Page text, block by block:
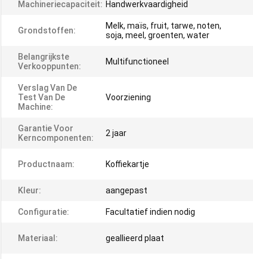
Machineriecapaciteit: Handwerkvaardigheid
Grondstoffen:
Melk, maïs, fruit, tarwe, noten,
soja, meel, groenten, water
Belangrijkste
Verkooppunten:
Multifunctioneel
Verslag Van De
Test Van De
Machine:
Voorziening
Garantie Voor
Kerncomponenten:
2 jaar
Productnaam: Koffiekartje
Kleur: aangepast
Configuratie: Facultatief indien nodig
Materiaal: geallieerd plaat